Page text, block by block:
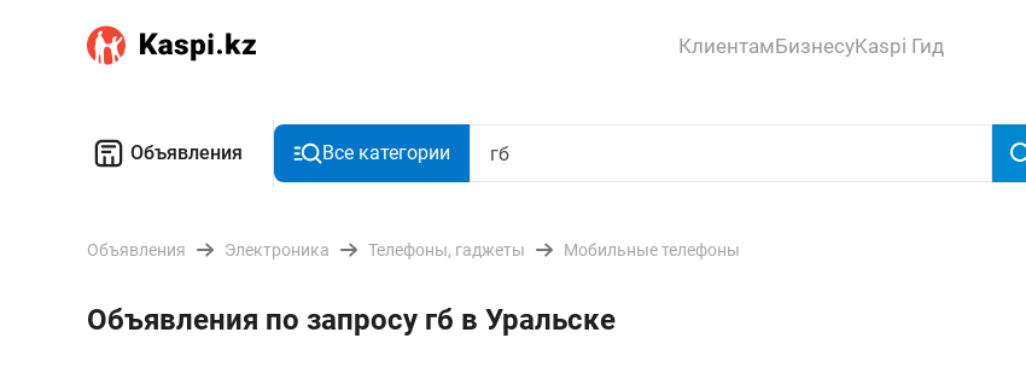
КлиентамБизнесуKaspi Гид
Объявления Все категории
Объявления Электроника Телефоны, гаджеты Мобильные телефоны
Объявления по запросу гб в Уральске